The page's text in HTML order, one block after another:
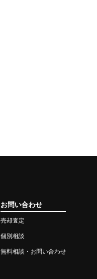
お問い合わせ
売却査定
個別相談
無料相談・お問い合わせ